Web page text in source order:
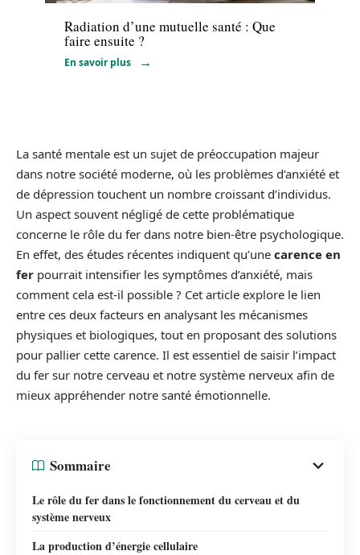
Radiation d’une mutuelle santé : Que
faire ensuite ?
En savoir plus
La santé mentale est un sujet de préoccupation majeur
dans notre société moderne, où les problèmes d’anxiété et
de dépression touchent un nombre croissant d’individus.
Un aspect souvent négligé de cette problématique
concerne le rôle du fer dans notre bien-être psychologique.
En effet, des études récentes indiquent qu’une carence en
fer pourrait intensifier les symptômes d’anxiété, mais
comment cela est-il possible ? Cet article explore le lien
entre ces deux facteurs en analysant les mécanismes
physiques et biologiques, tout en proposant des solutions
pour pallier cette carence. Il est essentiel de saisir l’impact
du fer sur notre cerveau et notre système nerveux afin de
mieux appréhender notre santé émotionnelle.
Sommaire
Le rôle du fer dans le fonctionnement du cerveau et du
système nerveux
La production d’énergie cellulaire